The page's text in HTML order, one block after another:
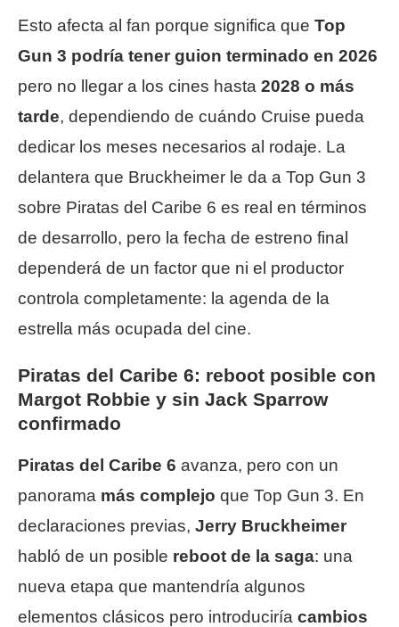
Esto afecta al fan porque significa que Top
Gun 3 podría tener guion terminado en 2026
pero no llegar a los cines hasta 2028 o más
tarde, dependiendo de cuándo Cruise pueda
dedicar los meses necesarios al rodaje. La
delantera que Bruckheimer le da a Top Gun 3
sobre Piratas del Caribe 6 es real en términos
de desarrollo, pero la fecha de estreno final
dependerá de un factor que ni el productor
controla completamente: la agenda de la
estrella más ocupada del cine.
Piratas del Caribe 6: reboot posible con
Margot Robbie y sin Jack Sparrow
confirmado
Piratas del Caribe 6 avanza, pero con un
panorama más complejo que Top Gun 3. En
declaraciones previas, Jerry Bruckheimer
habló de un posible reboot de la saga: una
nueva etapa que mantendría algunos
elementos clásicos pero introduciría cambios